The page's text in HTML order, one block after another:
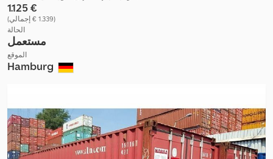
‏1.125 €
(‏1.339 € إجمالي)
الحالة
مستعمل
الموقع
Hamburg